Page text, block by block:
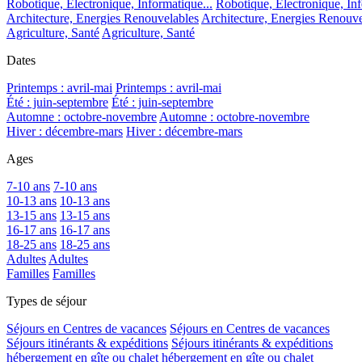
Robotique, Electronique, Informatique... Robotique, Electronique,
Architecture, Energies Renouvelables Architecture, Energies
Agriculture, Santé Agriculture, Santé
Dates
Printemps : avril-mai Printemps : avril-mai
Été : juin-septembre Été : juin-septembre
Automne : octobre-novembre Automne : octobre-novembre
Hiver : décembre-mars Hiver : décembre-mars
Ages
7-10 ans 7-10 ans
10-13 ans 10-13 ans
13-15 ans 13-15 ans
16-17 ans 16-17 ans
18-25 ans 18-25 ans
Adultes Adultes
Familles Familles
Types de séjour
Séjours en Centres de vacances Séjours en Centres de vacances
Séjours itinérants & expéditions Séjours itinérants & expéditions
hébergement en gîte ou chalet hébergement en gîte ou chalet